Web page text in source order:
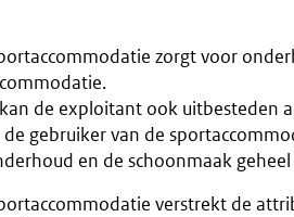
zorgt voor
de exploitant ook uitbesteden
gebruiker van de
en de schoonmaak
verstrekt de